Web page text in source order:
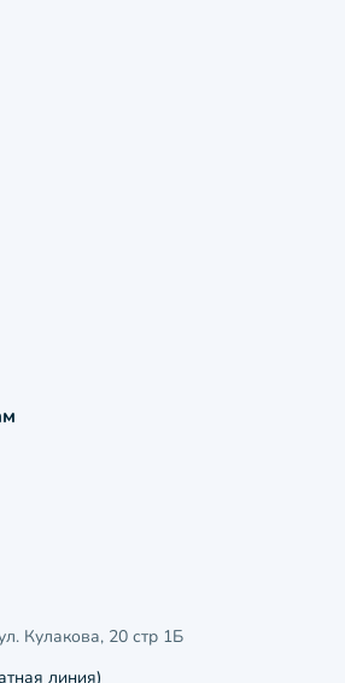
Кулакова, 20 стр 1Б
линия)